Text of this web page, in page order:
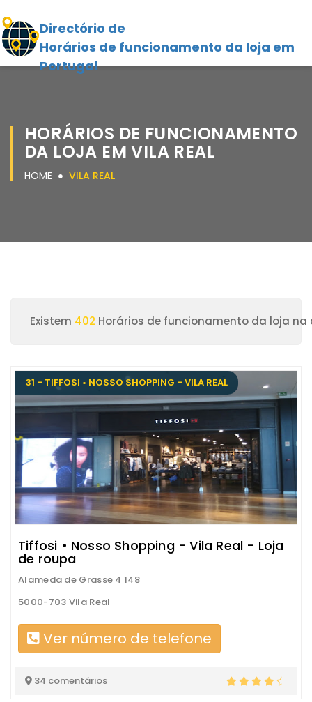
Directório de
Horários de funcionamento da loja em
Portugal
HORÁRIOS DE FUNCIONAMENTO
DA LOJA EM VILA REAL
HOME VILA REAL
Existem 402 Horários de funcionamento da loja na
31 - TIFFOSI • NOSSO SHOPPING - VILA REAL
Tiffosi • Nosso Shopping - Vila Real - Loja
de roupa
Alameda de Grasse 4 148
5000-703 Vila Real
Ver número de telefone
34 comentários